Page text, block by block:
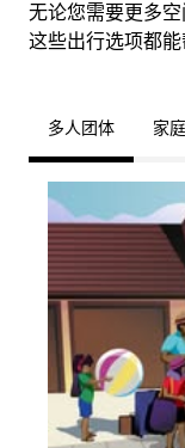
无论您需要更多
这些出行选项都能
多人团体 家庭